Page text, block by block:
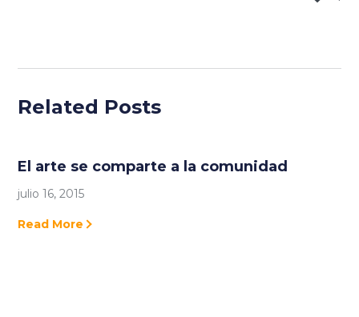
Related Posts
El arte se comparte a la comunidad
julio 16, 2015
Read More